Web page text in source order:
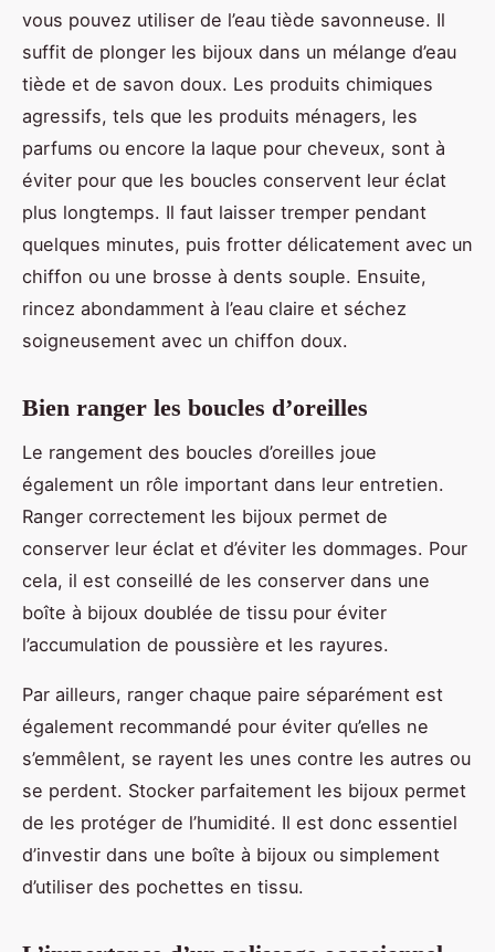
vous pouvez utiliser de l’eau tiède savonneuse. Il
suffit de plonger les bijoux dans un mélange d’eau
tiède et de savon doux. Les produits chimiques
agressifs, tels que les produits ménagers, les
parfums ou encore la laque pour cheveux, sont à
éviter pour que les boucles conservent leur éclat
plus longtemps. Il faut laisser tremper pendant
quelques minutes, puis frotter délicatement avec un
chiffon ou une brosse à dents souple. Ensuite,
rincez abondamment à l’eau claire et séchez
soigneusement avec un chiffon doux.
Bien ranger les boucles d’oreilles
Le rangement des boucles d’oreilles joue
également un rôle important dans leur entretien.
Ranger correctement les bijoux permet de
conserver leur éclat et d’éviter les dommages. Pour
cela, il est conseillé de les conserver dans une
boîte à bijoux doublée de tissu pour éviter
l’accumulation de poussière et les rayures.
Par ailleurs, ranger chaque paire séparément est
également recommandé pour éviter qu’elles ne
s’emmêlent, se rayent les unes contre les autres ou
se perdent. Stocker parfaitement les bijoux permet
de les protéger de l’humidité. Il est donc essentiel
d’investir dans une boîte à bijoux ou simplement
d’utiliser des pochettes en tissu.